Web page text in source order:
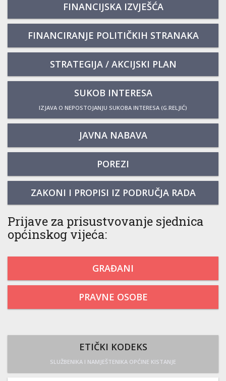
FINANCIJSKA IZVJEŠĆA
FINANCIRANJE POLITIČKIH STRANAKA
STRATEGIJA / AKCIJSKI PLAN
SUKOB INTERESA
IZJAVA O NEPOSTOJANJU SUKOBA INTERESA (G.RELJIĆ)
JAVNA NABAVA
POREZI
ZAKONI I PROPISI IZ PODRUČJA RADA
Prijave za prisustvovanje sjednica
općinskog vijeća:
GRAĐANI
PRAVNE OSOBE
ETIČKI KODEKS
SLUŽBENIKA I NAMJEŠTENIKA OPĆINE KISTANJE